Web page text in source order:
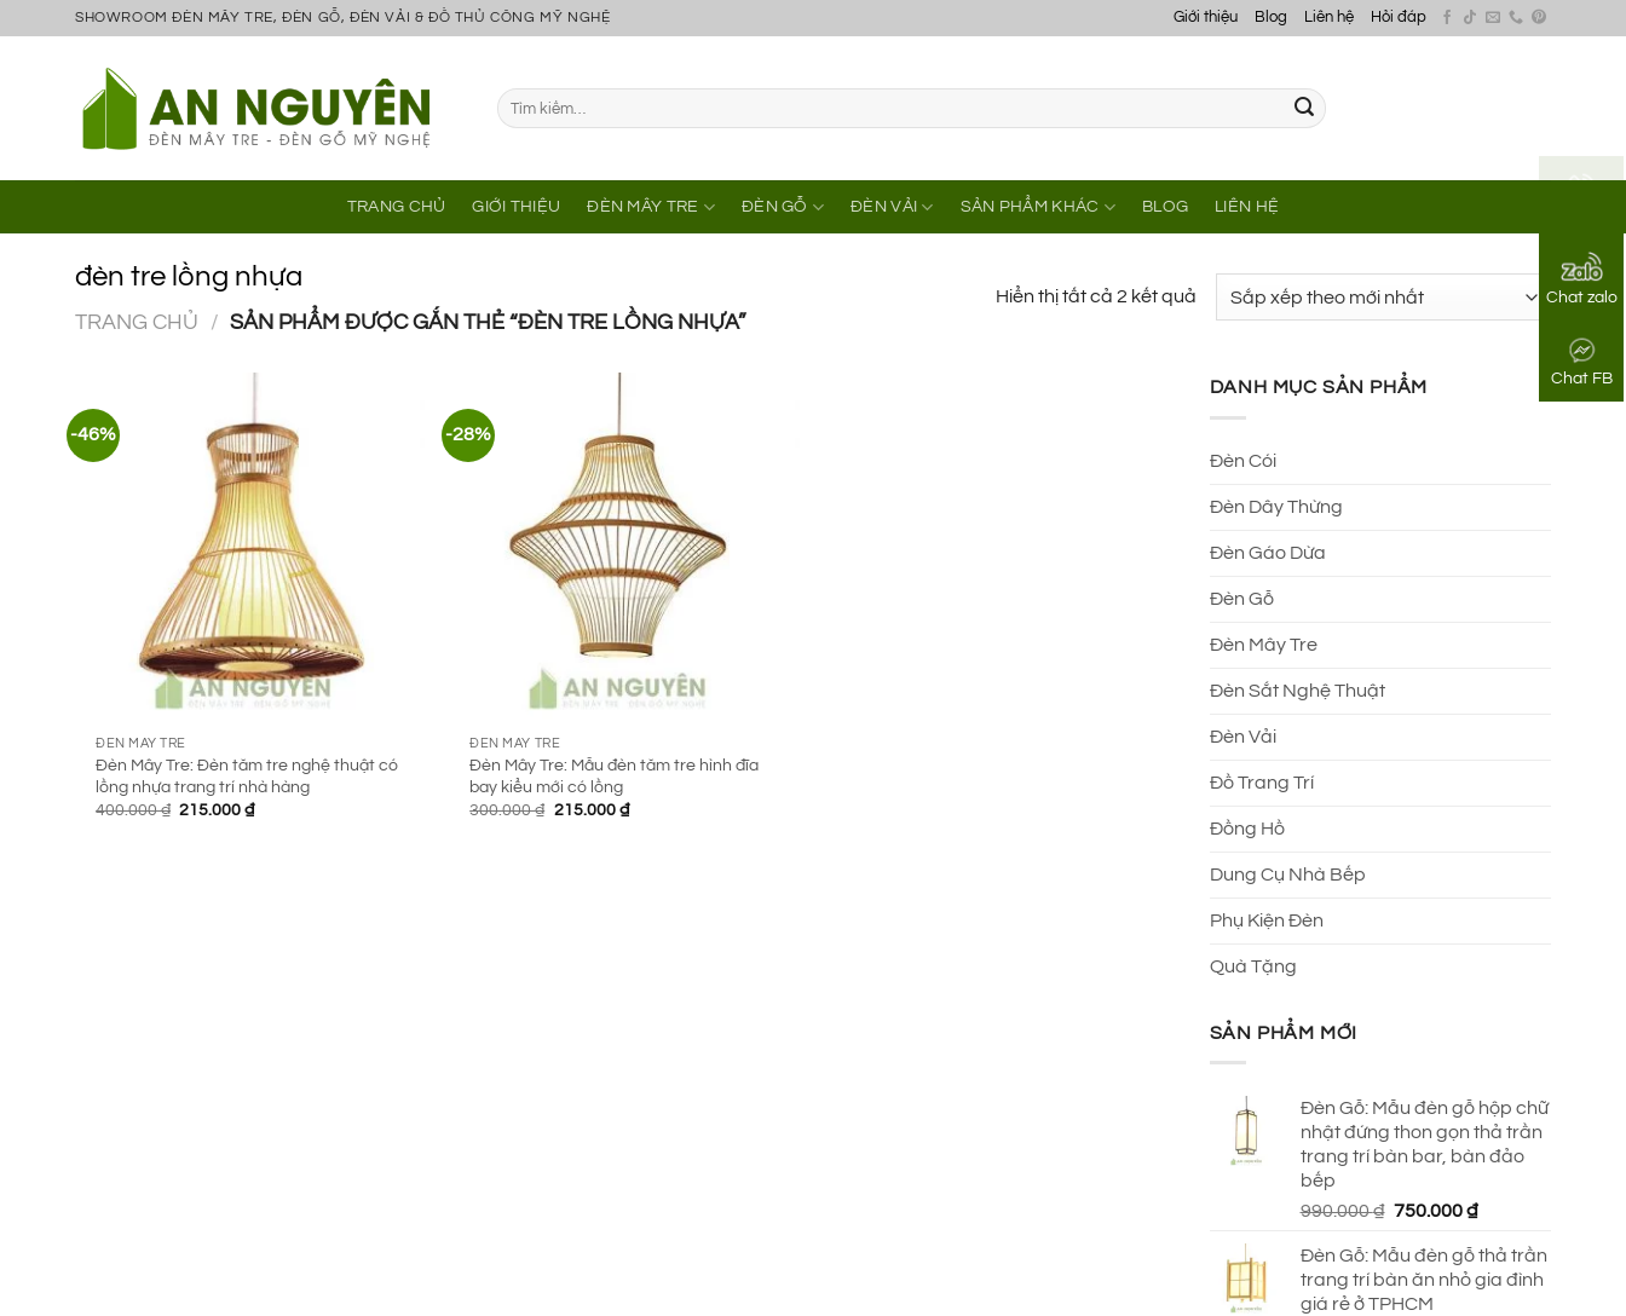
Chat zalo
Chat FB
SHOWROOM ĐÈN MÂY TRE, ĐÈN GỖ, ĐÈN VẢI & ĐỒ THỦ CÔNG MỸ NGHỆ Giới thiệu Blog Liên hệ Hỏi đáp
Tìm
kiếm:
TRANG CHỦ GIỚI THIỆU ĐÈN MÂY TRE ĐÈN GỖ ĐÈN VẢI SẢN PHẨM KHÁC BLOG LIÊN HỆ
đèn tre lồng nhựa
TRANG CHỦ / SẢN PHẨM ĐƯỢC GẮN THẺ “ĐÈN TRE LỒNG NHỰA”
Hiển thị tất cả 2 kết quảĐã
sắp
theo
mới
-46%
ĐÈN MÂY TRE
Đèn Mây Tre: Đèn tăm tre nghệ thuật có
lồng nhựa trang trí nhà hàng
400.000₫ Giá
215.000₫Giá
-28%
ĐÈN MÂY TRE
Đèn Mây Tre: Mẫu đèn tăm tre hình đĩa
bay kiểu mới có lồng
300.000₫ Giá
215.000 ₫Giá
DANH MỤC SẢN PHẨM
Đèn Cói
Đèn Dây Thừng
Đèn Gáo Dừa
Đèn Gỗ
Đèn Mây Tre
Đèn Sắt Nghệ Thuật
Đèn Vải
Đồ Trang Trí
Đồng Hồ
Dung Cụ Nhà Bếp
Phụ Kiện Đèn
Quà Tặng
SẢN PHẨM MỚI
Đèn Gỗ: Mẫu đèn gỗ hộp chữ
nhật đứng thon gọn thả trần
trang trí bàn bar, bàn đảo
bếp
990.000₫ Giá
là:
990.000 ₫.
750.000₫Giá
tại
là:
Đèn Gỗ: Mẫu đèn gỗ thả trần
trang trí bàn ăn nhỏ gia đình
giá rẻ ở TPHCM